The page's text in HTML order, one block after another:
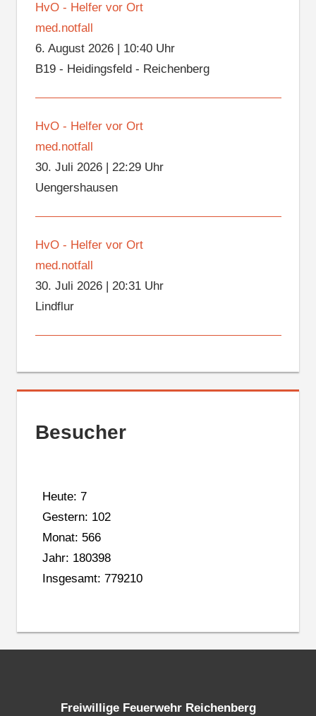
HvO - Helfer vor Ort
med.notfall
6. August 2026| 10:40 Uhr
B19 - Heidingsfeld - Reichenberg
HvO - Helfer vor Ort
med.notfall
30. Juli 2026| 22:29 Uhr
Uengershausen
HvO - Helfer vor Ort
med.notfall
30. Juli 2026| 20:31 Uhr
Lindflur
Besucher
Heute: 7
Gestern: 102
Monat: 566
Jahr: 180398
Insgesamt: 779210
Freiwillige Feuerwehr Reichenberg